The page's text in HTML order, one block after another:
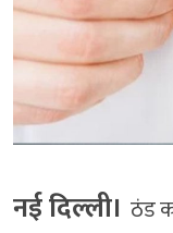
नई दिल्ली। ठंड